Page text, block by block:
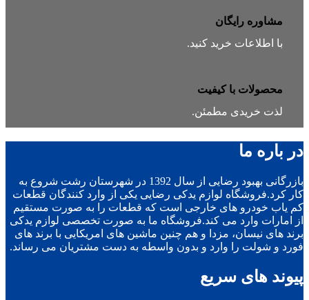
مشاوره رایگان
با اطلاعات خرید کنید.
محصولات با کیفیت
لذت خریدی مطمئن.
در باره ما
بازرگانی بهبود رضایی از سال 1392 در شهرستان رشت شروع به
کار کرد.فروشگاه لوازم یدکی رضایی یکی از وارد کنندگان قطعات
کم یاب خودرو های خارجی است که قطعات را به صورت مستقیم
از امارات وارد می کند.فروشگاه ما به صورت تخصصی لوازم یدکی
برند های نیسان، مزدا و هم چنین ماشین های امریکایی با برند های
فورد و شولت را وارد و بدون واسطه به دست مشتریان می رساند.
پیوند های سریع